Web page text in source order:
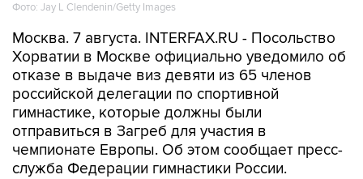
Фото: Jay L Clendenin/Getty Images
Москва. 7 августа. INTERFAX.RU - Посольство
Хорватии в Москве официально уведомило об
отказе в выдаче виз девяти из 65 членов
российской делегации по спортивной
гимнастике, которые должны были
отправиться в Загреб для участия в
чемпионате Европы. Об этом сообщает пресс-
служба Федерации гимнастики России.